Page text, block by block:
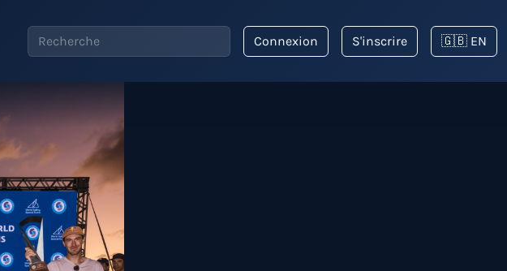
Connexion S'inscrire 🇬🇧 EN